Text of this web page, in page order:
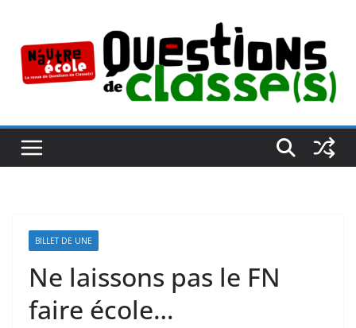
contenu
BILLET DE UNE
Ne laissons pas le FN
faire école…